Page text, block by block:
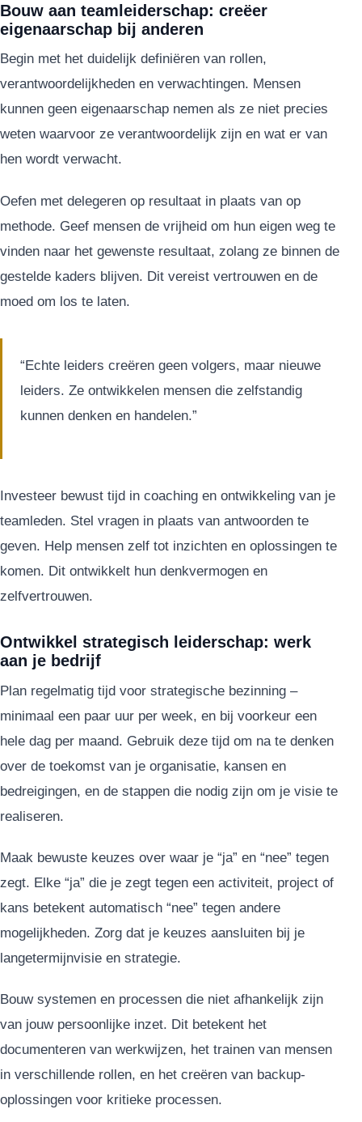
Bouw aan teamleiderschap: creëer
eigenaarschap bij anderen
Begin met het duidelijk definiëren van rollen,
verantwoordelijkheden en verwachtingen. Mensen
kunnen geen eigenaarschap nemen als ze niet precies
weten waarvoor ze verantwoordelijk zijn en wat er van
hen wordt verwacht.
Oefen met delegeren op resultaat in plaats van op
methode. Geef mensen de vrijheid om hun eigen weg te
vinden naar het gewenste resultaat, zolang ze binnen de
gestelde kaders blijven. Dit vereist vertrouwen en de
moed om los te laten.
“Echte leiders creëren geen volgers, maar nieuwe
leiders. Ze ontwikkelen mensen die zelfstandig
kunnen denken en handelen.”
Investeer bewust tijd in coaching en ontwikkeling van je
teamleden. Stel vragen in plaats van antwoorden te
geven. Help mensen zelf tot inzichten en oplossingen te
komen. Dit ontwikkelt hun denkvermogen en
zelfvertrouwen.
Ontwikkel strategisch leiderschap: werk
aan je bedrijf
Plan regelmatig tijd voor strategische bezinning –
minimaal een paar uur per week, en bij voorkeur een
hele dag per maand. Gebruik deze tijd om na te denken
over de toekomst van je organisatie, kansen en
bedreigingen, en de stappen die nodig zijn om je visie te
realiseren.
Maak bewuste keuzes over waar je “ja” en “nee” tegen
zegt. Elke “ja” die je zegt tegen een activiteit, project of
kans betekent automatisch “nee” tegen andere
mogelijkheden. Zorg dat je keuzes aansluiten bij je
langetermijnvisie en strategie.
Bouw systemen en processen die niet afhankelijk zijn
van jouw persoonlijke inzet. Dit betekent het
documenteren van werkwijzen, het trainen van mensen
in verschillende rollen, en het creëren van backup-
oplossingen voor kritieke processen.